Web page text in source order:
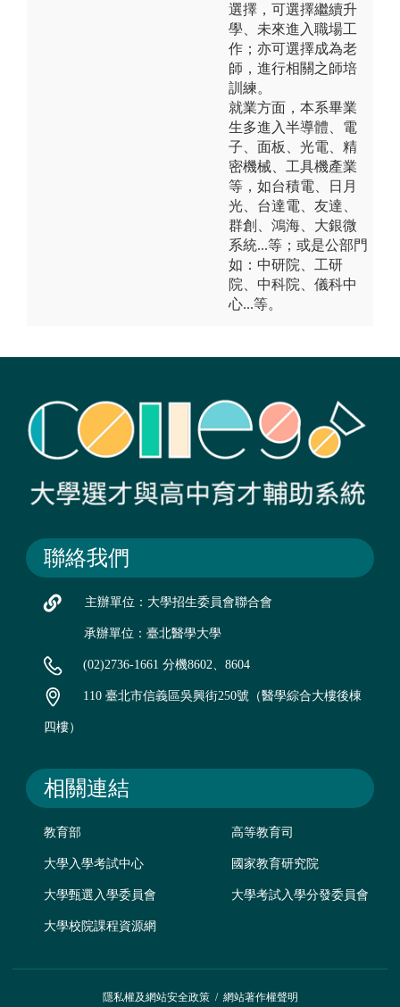
選擇，可選擇繼續升
學、未來進入職場工
作；亦可選擇成為老
師，進行相關之師培
訓練。
就業方面，本系畢業
生多進入半導體、電
子、面板、光電、精
密機械、工具機產業
等，如台積電、日月
光、台達電、友達、
群創、鴻海、大銀微
系統...等；或是公部門
如：中研院、工研
院、中科院、儀科中
心...等。
聯絡我們
主辦單位：大學招生委員會聯合會
承辦單位：臺北醫學大學
(02)2736-1661 分機8602、8604
110 臺北市信義區吳興街250號（醫學綜合大樓後棟
四樓）
相關連結
教育部 高等教育司
大學入學考試中心 國家教育研究院
大學甄選入學委員會 大學考試入學分發委員會
大學校院課程資源網
隱私權及網站安全政策/ 網站著作權聲明